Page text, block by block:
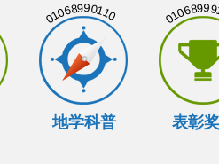
01068990110
地学科普 表彰